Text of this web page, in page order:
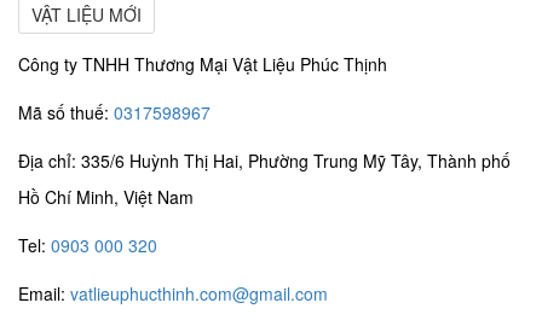
VẬT LIỆU MỚI
Công ty TNHH Thương Mại Vật Liệu Phúc Thịnh
Mã số thuế: 0317598967
Địa chỉ: 335/6 Huỳnh Thị Hai, Phường Trung Mỹ Tây, Thành phố
Hồ Chí Minh, Việt Nam
Tel: 0903 000 320
Email: vatlieuphucthinh.com@gmail.com